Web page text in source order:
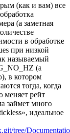
(как и вам) все
(а заметная
в обработке
при низкой
называемый
(а
в котором
тогда, когда
меняет рейт
займет много
идеальное
tree/